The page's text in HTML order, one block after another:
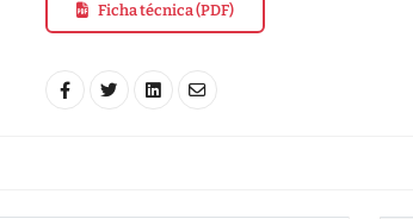
Ficha técnica (PDF)